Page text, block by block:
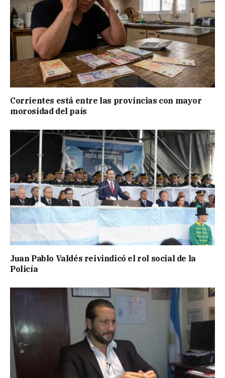
Corrientes está entre las provincias con mayor
morosidad del país
Juan Pablo Valdés reivindicó el rol social de la
Policía